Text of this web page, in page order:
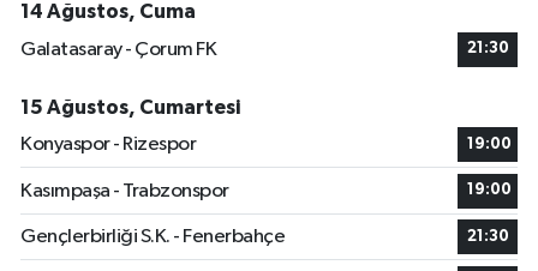
14 Ağustos, Cuma
Galatasaray - Çorum FK
21:30
15 Ağustos, Cumartesi
Konyaspor - Rizespor
19:00
Kasımpaşa - Trabzonspor 19:00
Gençlerbirliği S.K. - Fenerbahçe 21:30